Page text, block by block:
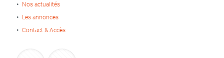
Nos actualités
Les annonces
Contact & Accès